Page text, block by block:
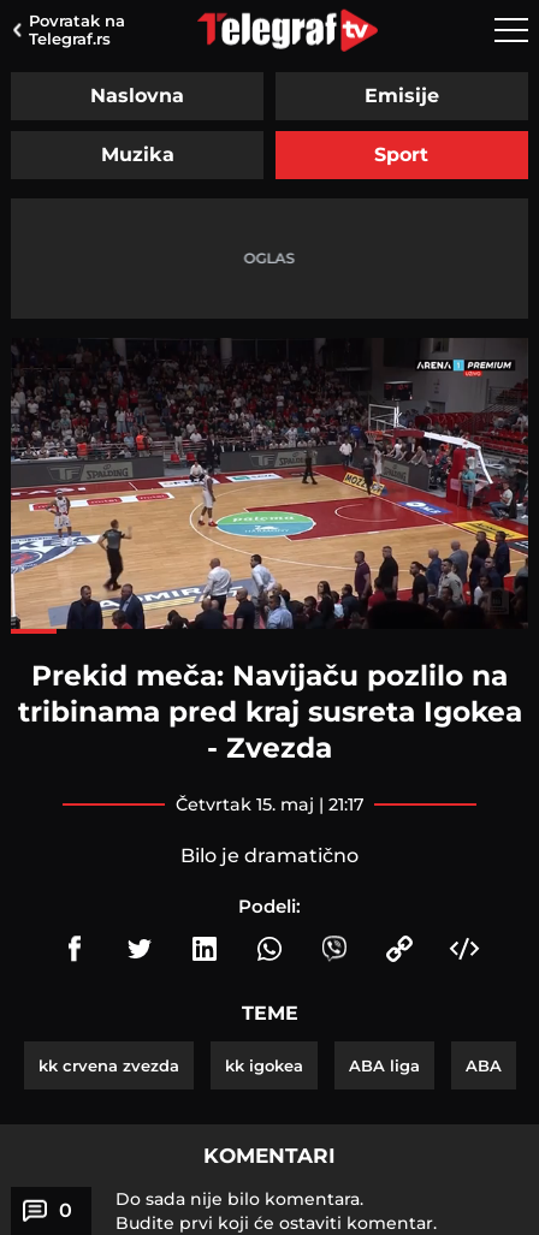
Povratak na
Telegraf.rs
Naslovna Emisije
Muzika Sport
Prekid meča: Navijaču pozlilo na
tribinama pred kraj susreta Igokea
- Zvezda
četvrtak 15. maj | 21:17
Bilo je dramatično
Podeli:
TEME
kk crvena zvezda kk igokea ABA liga ABA
KOMENTARI
0
Do sada nije bilo komentara.
Budite prvi koji će ostaviti komentar.